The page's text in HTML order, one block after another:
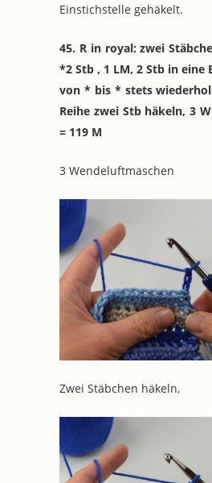
Einstichstelle gehäkelt.
45. R in royal: zwei
*2 Stb , 1 LM, 2 Stb in eine
von * bis * stets
Reihe zwei Stb häkeln, 3
= 119 M
3 Wendeluftmaschen
Zwei Stäbchen häkeln,